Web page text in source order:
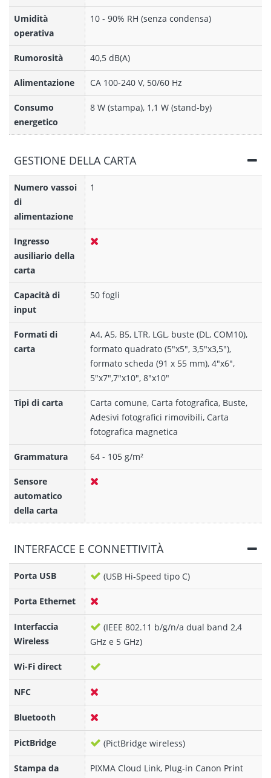
Umidità
operativa
10 - 90% RH (senza condensa)
Rumorosità 40,5 dB(A)
Alimentazione CA 100-240 V, 50/60 Hz
Consumo
energetico
8 W (stampa), 1,1 W (stand-by)
GESTIONE DELLA CARTA
Numero vassoi
di
alimentazione
1
Ingresso
ausiliario della
carta
Capacità di
input
50 fogli
Formati di
carta
A4, A5, B5, LTR, LGL, buste (DL, COM10),
formato quadrato (5"x5", 3,5"x3,5"),
formato scheda (91 x 55 mm), 4"x6",
5"x7",7"x10", 8"x10"
Tipi di carta
Carta comune, Carta fotografica, Buste,
Adesivi fotografici rimovibili, Carta
fotografica magnetica
Grammatura 64 - 105 g/m²
Sensore
automatico
della carta
INTERFACCE E CONNETTIVITÀ
Porta USB (USB Hi-Speed tipo C)
Porta Ethernet
Interfaccia
Wireless
(IEEE 802.11 b/g/n/a dual band 2,4
GHz e 5 GHz)
Wi-Fi direct
NFC
Bluetooth
PictBridge (PictBridge wireless)
Stampa da
PIXMA Cloud Link, Plug-in Canon Print